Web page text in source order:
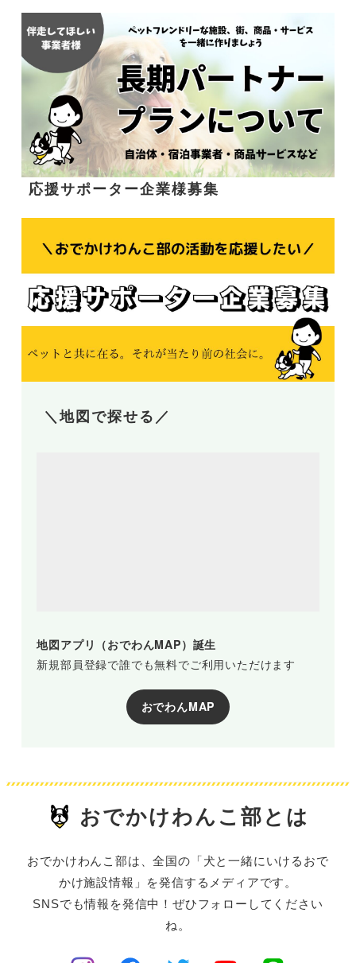
応援サポーター企業様募集
＼地図で探せる／
地図アプリ（おでわんMAP）誕生
新規部員登録で誰でも無料でご利用いただけます
おでわんMAP
おでかけわんこ部とは
おでかけわんこ部は、全国の「犬と一緒にいけるおで
かけ施設情報」を発信するメディアです。
SNSでも情報を発信中！ぜひフォローしてください
ね。